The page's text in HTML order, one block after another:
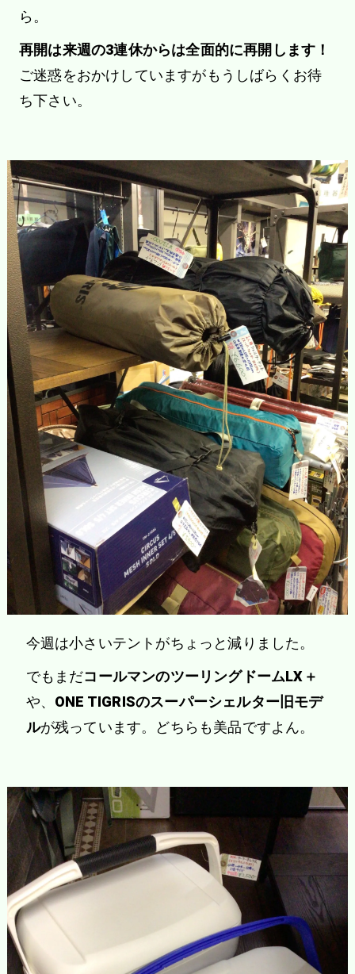
ら。
再開は来週の3連休からは全面的に再開します！
ご迷惑をおかけしていますがもうしばらくお待
ち下さい。
今週は小さいテントがちょっと減りました。
でもまだコールマンのツーリングドームLX＋
や、 ONE TIGRISのスーパーシェルター旧モデ
ルが残っています。どちらも美品ですよん。